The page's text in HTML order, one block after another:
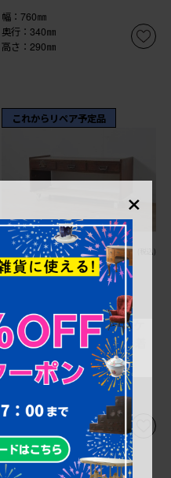
幅：760㎜
奥行：340㎜
高さ：290㎜
これからリペア予定品
20%OFF ¥60,500 (税込)
¥48,400 (税込)
R-076578
和製アンティーク 総欅(ケ
ヤキ)材 和の空間に落ち着
いた雰囲気を添える文机
(R-076578)
幅：910㎜
奥行：365㎜
高さ：330㎜
×